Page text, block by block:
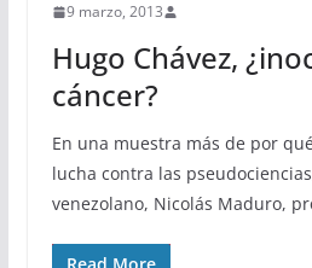
9 marzo, 2013
Hugo Chávez,
cáncer?
En una muestra más de por
lucha contra las
venezolano, Nicolás Maduro,